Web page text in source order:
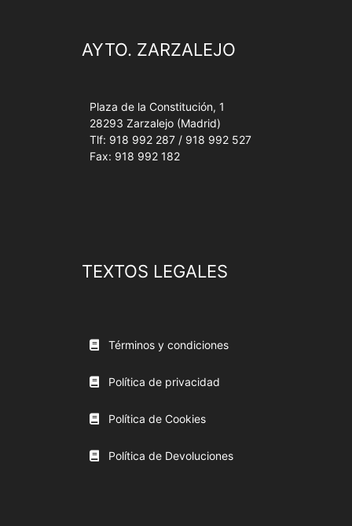
AYTO. ZARZALEJO
Plaza de la Constitución, 1
28293 Zarzalejo (Madrid)
Tlf: 918 992 287 / 918 992 527
Fax: 918 992 182
TEXTOS LEGALES
Términos y condiciones
Política de privacidad
Política de Cookies
Política de Devoluciones